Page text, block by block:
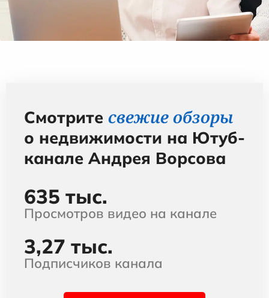
Смотрите свежие обзоры
о недвижимости на Ютуб-
канале Андрея Ворсова
635 тыс.
Просмотров видео на канале
3,27 тыс.
Подписчиков канала